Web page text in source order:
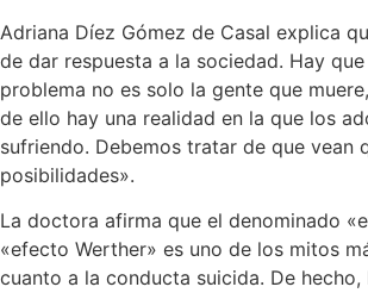
Adriana Díez Gómez de Casal explica
de dar respuesta a la sociedad. Hay
problema no es solo la gente que
de ello hay una realidad en la que los
sufriendo. Debemos tratar de que vean
posibilidades».
La doctora afirma que el denominado
«efecto Werther» es uno de los mitos
cuanto a la conducta suicida. De